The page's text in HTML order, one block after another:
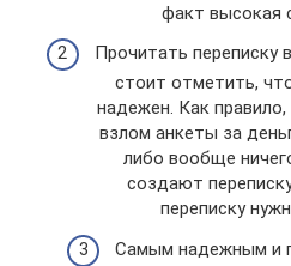
факт высокая
Прочитать переписку
стоит отметить,
надежен. Как
взлом анкеты за
либо вообще
создают
переписку
Самым надежным и